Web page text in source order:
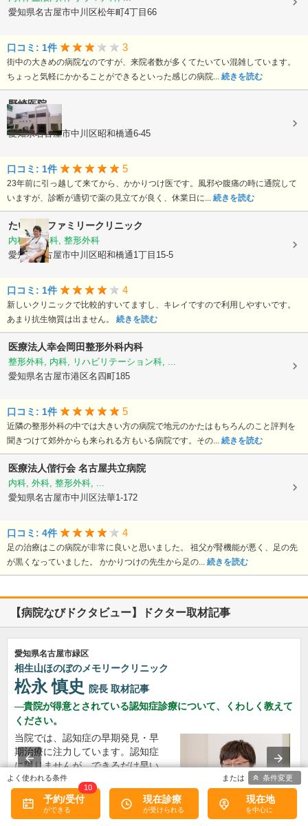
愛知県名古屋市中川区松年町4丁目66
口コミ: 1件 3
街中の大きめの病院なのですが、来院者数が多くてたいてい混雑しています。
ちょっと気軽にかかることができるといった感じの病院... 続きを読む
野崎医院
内科, 小児科
愛知県名古屋市中川区昭和橋通6-45
口コミ: 1件 5
23年前に引っ越して来てから、かかりつけ医です。風邪や腹痛の時に通院して
いますが、診断が適切で薬の見立てが良く、休業日に... 続きを読む
たいようファミリークリニック
内科, 小児科, 整形外科
愛知県名古屋市中川区昭和橋通1丁目15-5
口コミ: 1件 4
新しいクリニックで比較的すいてますし、キレイですので利用しやすいです。
あまり抗生物質は出ません。 続きを読む
医療法人幸会岡田整形外科内科
整形外科, 内科, リハビリテーション科, ...
愛知県名古屋市港区名四町185
口コミ: 1件 5
近隣の整形外科の中では大きい方の病院で地元のかたはもちろんのこと評判を
聞きつけて郊外からも来られる方もいる病院です。その... 続きを読む
医療法人偕行会 名古屋共立病院
内科, 外科, 整形外科, ...
愛知県名古屋市中川区法華1-172
口コミ: 4件 4
足の治療はこの病院が非常に良いと思いました。 祖父が腎機能が悪く、足の先
が黒くなっていました。 かかりつけの先生から足の... 続きを読む
【病院なびドクタビュー】ドクター取材記事
愛知県名古屋市緑区
相生山ほのぼのメモリークリニック
松永 慎史 院長 取材記事
貴院が得意とされている認知症診療について、くわしく教えて
ください。
当院では、認知症の早期発見・早
期治療に注力しています。認知症
に限りませんが、できるだけ早い
段階で病気を見つけることができ
れば、患者さん本人が主体となっ
て生活環境を整えたり、今後につ
いて考えたりすること…
予約/受付
10
現在診療 現在地
条件変更